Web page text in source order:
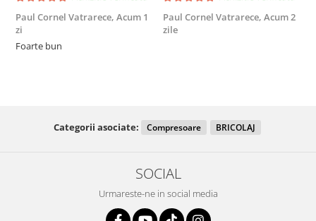
Paul Cornel Vatrarece, Acum 1
zi
Foarte bun
Paul Cornel Vatrarece, Acum 2
zile
Categorii asociate: Compresoare BRICOLAJ
SOCIAL
Urmareste-ne in social media